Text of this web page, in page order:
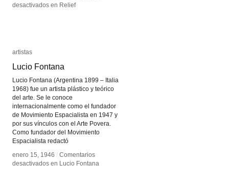
desactivados en Relief
desactivados en Relief
artistas
Lucio Fontana
Lucio Fontana (Argentina 1899 – Italia
1968) fue un artista plástico y teórico
del arte. Se le conoce
internacionalmente como el fundador
de Movimiento Espacialista en 1947 y
por sus vínculos con el Arte Povera.
Como fundador del Movimiento
Espacialista redactó
enero 15, 1946 / Comentarios
desactivados en Lucio Fontana
artistas
Lucio Fontana
enero 15, 1946 / Comentarios
desactivados en Lucio Fontana